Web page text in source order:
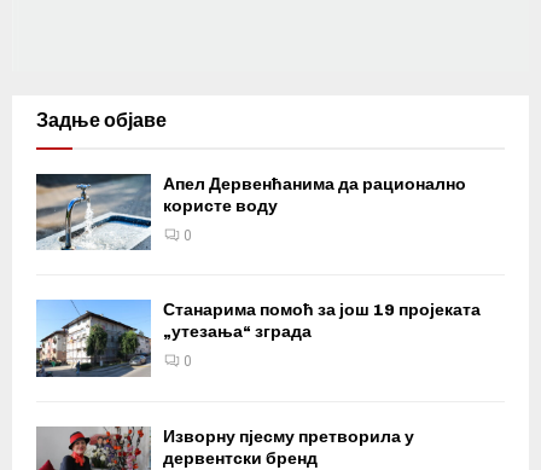
Задње објаве
Апел Дервенћанима да рационално
користе воду
0
Станарима помоћ за још 19 пројеката
„утезања“ зграда
0
Изворну пјесму претворила у
дервентски бренд